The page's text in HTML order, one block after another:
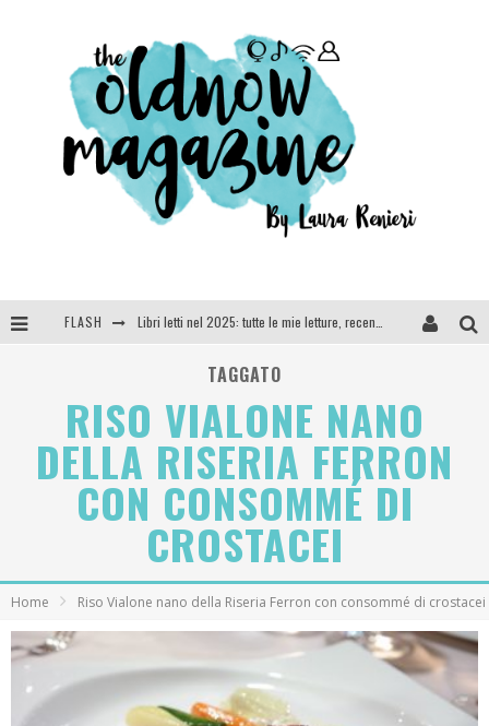
FLASH
SEE YOU AT 5 | Chanel
Anya Taylor-Joy, Jisoo e Willow Smith protagoniste della nuova campagna Dior Addict
TAGGATO
RISO VIALONE NANO
DELLA RISERIA FERRON
CON CONSOMMÉ DI
CROSTACEI
Home Riso Vialone nano della Riseria Ferron con consommé di crostacei